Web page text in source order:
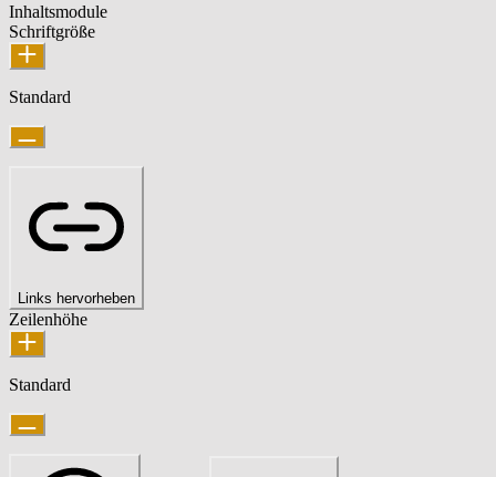
Inhaltsmodule
Schriftgröße
Standard
Links hervorheben
Zeilenhöhe
Standard